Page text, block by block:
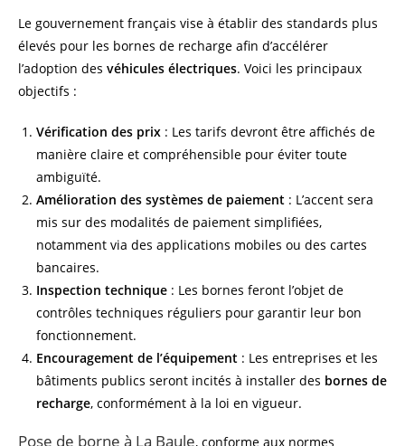
Le gouvernement français vise à établir des standards plus
élevés pour les bornes de recharge afin d’accélérer
l’adoption des véhicules électriques. Voici les principaux
objectifs :
Vérification des prix : Les tarifs devront être affichés de
manière claire et compréhensible pour éviter toute
ambiguïté.
Amélioration des systèmes de paiement : L’accent sera
mis sur des modalités de paiement simplifiées,
notamment via des applications mobiles ou des cartes
bancaires.
Inspection technique : Les bornes feront l’objet de
contrôles techniques réguliers pour garantir leur bon
fonctionnement.
Encouragement de l’équipement : Les entreprises et les
bâtiments publics seront incités à installer des bornes de
recharge, conformément à la loi en vigueur.
Pose de borne à La Baule, conforme aux normes